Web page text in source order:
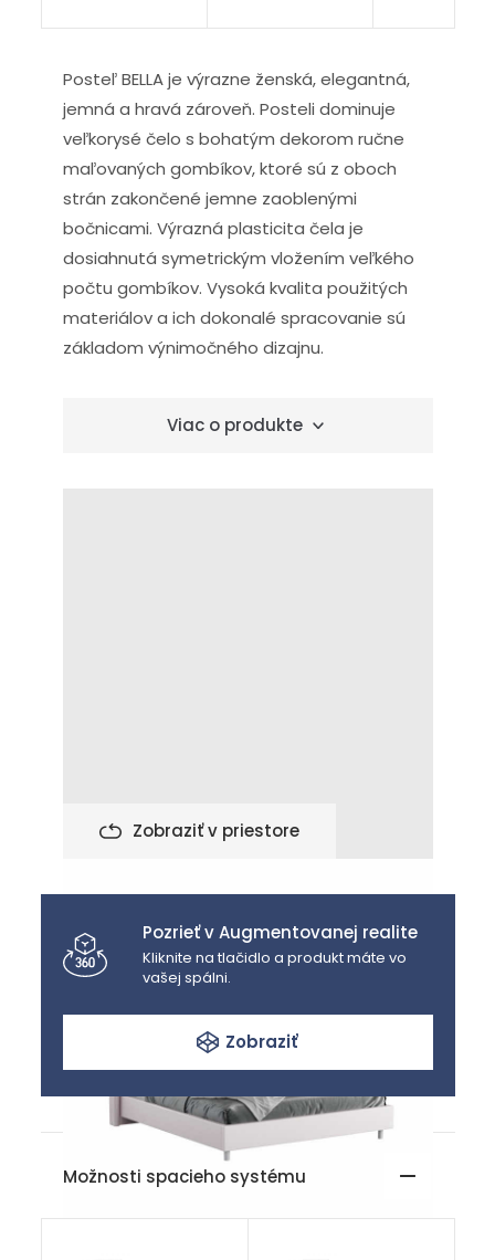
Posteľ BELLA je výrazne ženská, elegantná,
jemná a hravá zároveň. Posteli dominuje
veľkorysé čelo s bohatým dekorom ručne
maľovaných gombíkov, ktoré sú z oboch
strán zakončené jemne zaoblenými
bočnicami. Výrazná plasticita čela je
dosiahnutá symetrickým vložením veľkého
počtu gombíkov. Vysoká kvalita použitých
materiálov a ich dokonalé spracovanie sú
základom výnimočného dizajnu.
Viac o produkte
Zobraziť v priestore
Pozrieť v Augmentovanej realite
Kliknite na tlačidlo a produkt máte vo
vašej spálni.
Zobraziť
Možnosti spacieho systému